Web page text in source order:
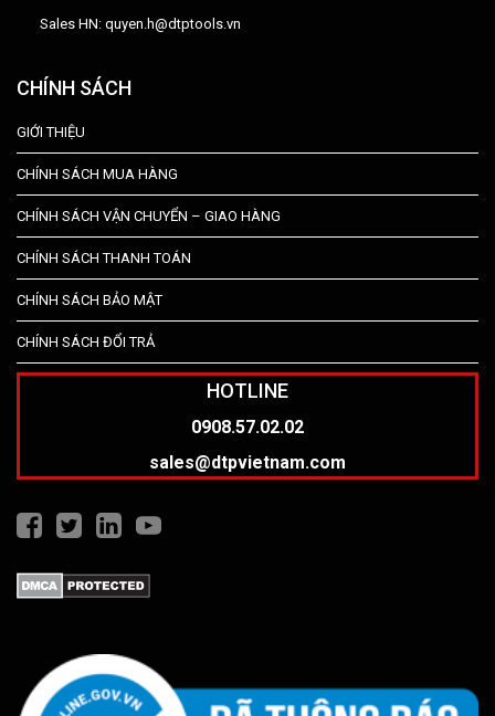
Sales HN: quyen.h@dtptools.vn
CHÍNH SÁCH
GIỚI THIỆU
CHÍNH SÁCH MUA HÀNG
CHÍNH SÁCH VẬN CHUYỂN – GIAO HÀNG
CHÍNH SÁCH THANH TOÁN
CHÍNH SÁCH BẢO MẬT
CHÍNH SÁCH ĐỔI TRẢ
HOTLINE
0908.57.02.02
sales@dtpvietnam.com